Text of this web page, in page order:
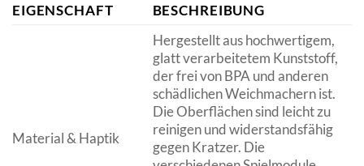
EIGENSCHAFT BESCHREIBUNG
Material & Haptik
Hergestellt aus hochwertigem,
glatt verarbeitetem Kunststoff,
der frei von BPA und anderen
schädlichen Weichmachern ist.
Die Oberflächen sind leicht zu
reinigen und widerstandsfähig
gegen Kratzer. Die